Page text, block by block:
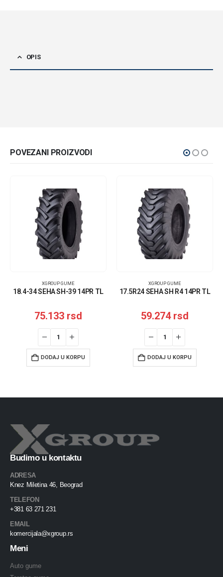
OPIS
POVEZANI PROIZVODI
XGROUP GUME
18.4-34 SEHA SH-39 14PR TL
75.133 rsd
DODAJ U KORPU
XGROUP GUME
17.5R24 SEHA SH R4 14PR TL
59.274 rsd
DODAJ U KORPU
Budimo u kontaktu
ADRESA
Knez Miletina 46, Beograd
TELEFON
+381 63 271 231
EMAIL
komercijala@xgroup.rs
Meni
Auto gume